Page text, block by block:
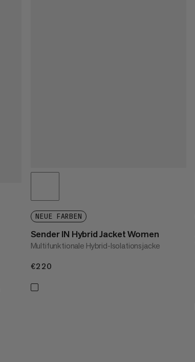
NEUE FARBEN
Sender IN Hybrid Jacket Women
Multifunktionale Hybrid-Isolationsjacke
€220